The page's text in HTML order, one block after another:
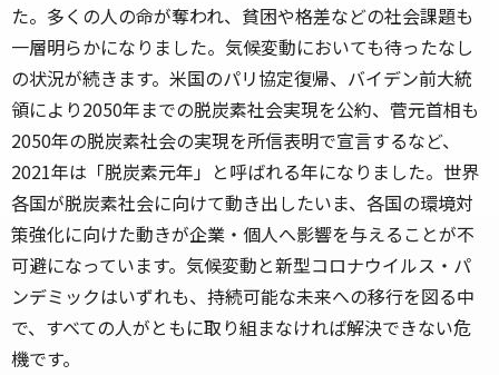
た。多くの人の命が奪われ、貧困や格差などの社会課題も
一層明らかになりました。気候変動においても待ったなし
の状況が続きます。米国のパリ協定復帰、バイデン前大統
領により2050年までの脱炭素社会実現を公約、菅元首相も
2050年の脱炭素社会の実現を所信表明で宣言するなど、
2021年は「脱炭素元年」と呼ばれる年になりました。世界
各国が脱炭素社会に向けて動き出したいま、各国の環境対
策強化に向けた動きが企業・個人へ影響を与えることが不
可避になっています。気候変動と新型コロナウイルス・パ
ンデミックはいずれも、持続可能な未来への移行を図る中
で、すべての人がともに取り組まなければ解決できない危
機です。